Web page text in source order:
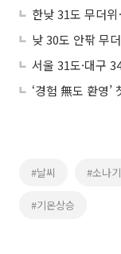
한낮 31도 무더
낮 30도 안팎 무
서울 31도·대구
‘경험 無도 환영’
#날씨 #소나기
#기온상승